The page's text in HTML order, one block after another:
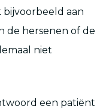
bijvoorbeeld aan
de hersenen of de
niet
een patiënt